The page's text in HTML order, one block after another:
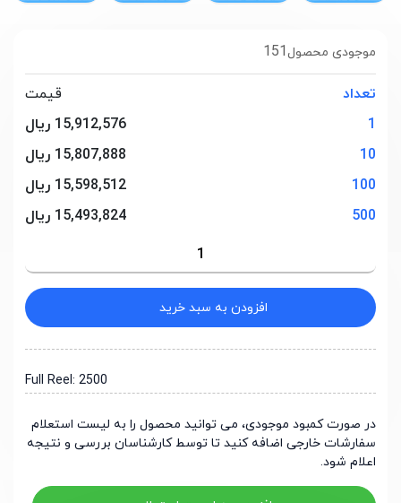
151 موجودی محصول
تعداد
قیمت
1
15,912,576 ریال
10
15,807,888 ریال
100
15,598,512 ریال
500
15,493,824 ریال
افزودن به سبد خرید
Full Reel: 2500
در صورت کمبود موجودی، می توانید محصول را به لیست استعلام
سفارشات خارجی اضافه کنید تا توسط کارشناسان بررسی و نتیجه
اعلام شود.